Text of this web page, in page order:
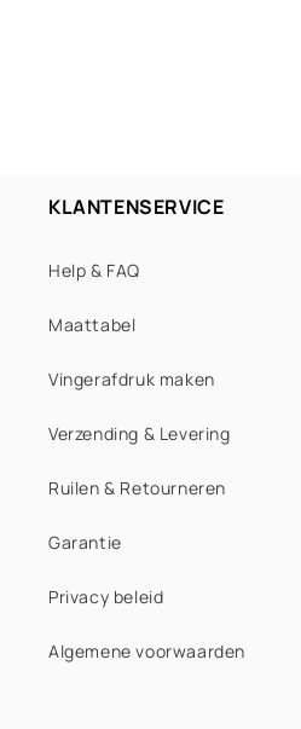
Trendy double blue
Dark blue
KLANTENSERVICE
Help & FAQ
Maattabel
Vingerafdruk maken
Verzending & Levering
Ruilen & Retourneren
Garantie
Privacy beleid
Algemene voorwaarden